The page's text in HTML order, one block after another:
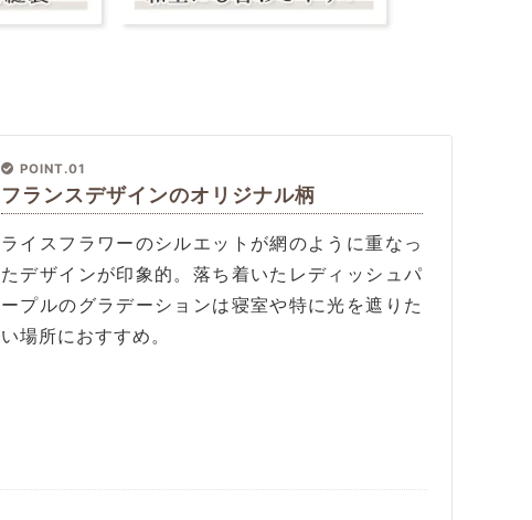
POINT.01
フランスデザインのオリジナル柄
ライスフラワーのシルエットが網のように重なっ
たデザインが印象的。落ち着いたレディッシュパ
ープルのグラデーションは寝室や特に光を遮りた
い場所におすすめ。